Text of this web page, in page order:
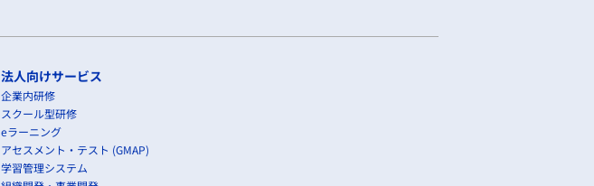
法人向けサービス
企業内研修
スクール型研修
eラーニング
アセスメント・テスト (GMAP)
学習管理システム